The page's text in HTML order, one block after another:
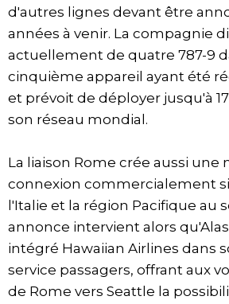
d'autres lignes devant être
années à venir. La compagnie
actuellement de quatre 787-9
cinquième appareil ayant été
et prévoit de déployer jusqu'à
son réseau mondial.
La liaison Rome crée aussi une
connexion commercialement
l'Italie et la région Pacifique au
annonce intervient alors
intégré Hawaiian Airlines dans
service passagers, offrant aux
de Rome vers Seattle la